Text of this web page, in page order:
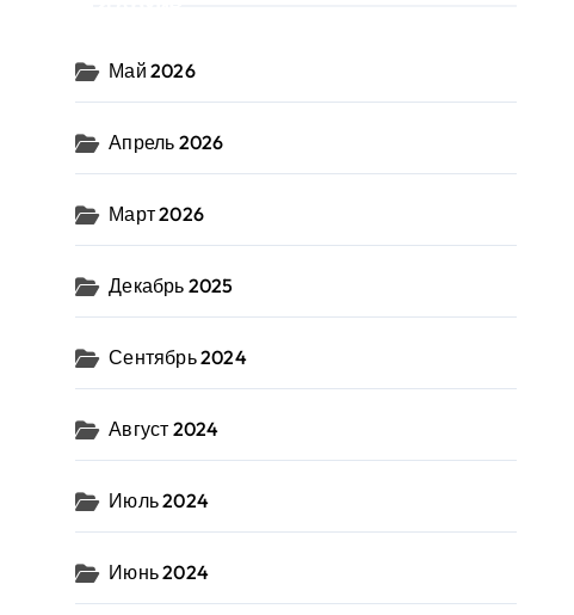
Май 2026
Апрель 2026
Март 2026
Декабрь 2025
Сентябрь 2024
Август 2024
Июль 2024
Июнь 2024